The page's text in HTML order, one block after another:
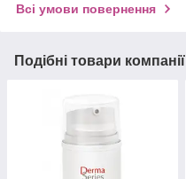
Всі умови повернення
Подібні товари компанії